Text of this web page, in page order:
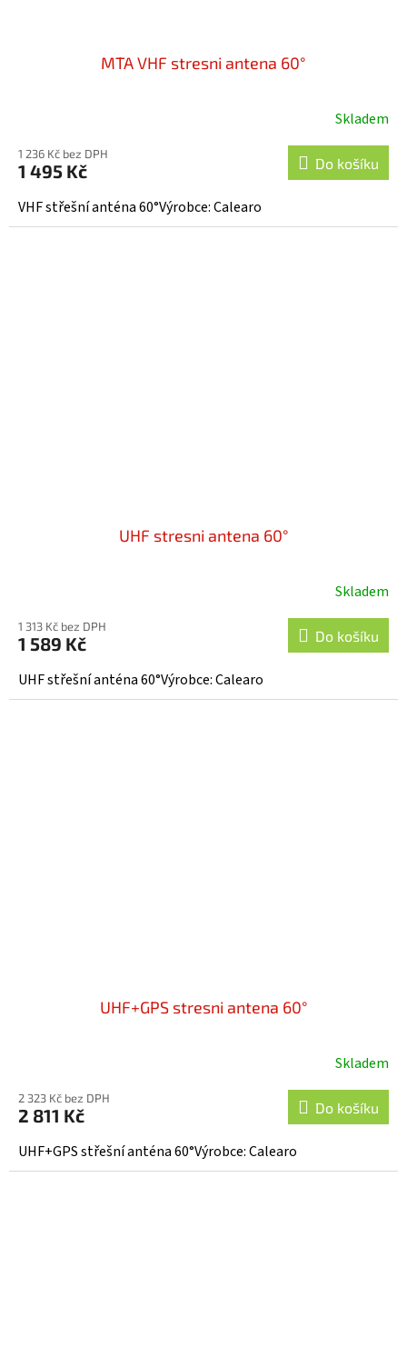
MTA VHF stresni antena 60°
Skladem
1 236 Kč bez DPH
1 495 Kč Do košíku
VHF střešní anténa 60°Výrobce: Calearo
UHF stresni antena 60°
Skladem
1 313 Kč bez DPH
1 589 Kč Do košíku
UHF střešní anténa 60°Výrobce: Calearo
UHF+GPS stresni antena 60°
Skladem
2 323 Kč bez DPH
2 811 Kč Do košíku
UHF+GPS střešní anténa 60°Výrobce: Calearo